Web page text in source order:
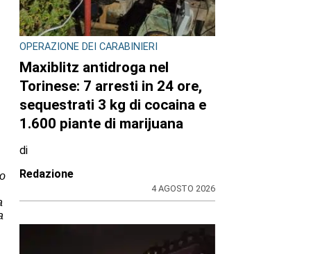
OPERAZIONE DEI CARABINIERI
Maxiblitz antidroga nel
Torinese: 7 arresti in 24 ore,
sequestrati 3 kg di cocaina e
1.600 piante di marijuana
di
Redazione
4 AGOSTO 2026